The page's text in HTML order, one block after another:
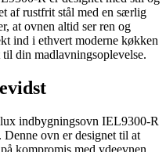
af rustfrit stål med en særlig
at ovnen altid ser ren og
ind i ethvert moderne køkken
din madlavningsoplevelse.
indbygningsovn IEL9300-R
ovn er designet til at
kompromis med ydeevnen.